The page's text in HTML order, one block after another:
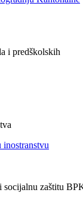
podrinjskog
Goražde nije